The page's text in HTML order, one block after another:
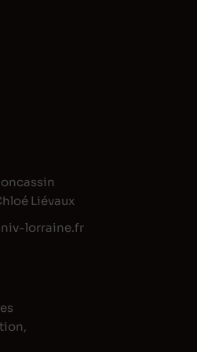
Liévaux
lorraine.fr